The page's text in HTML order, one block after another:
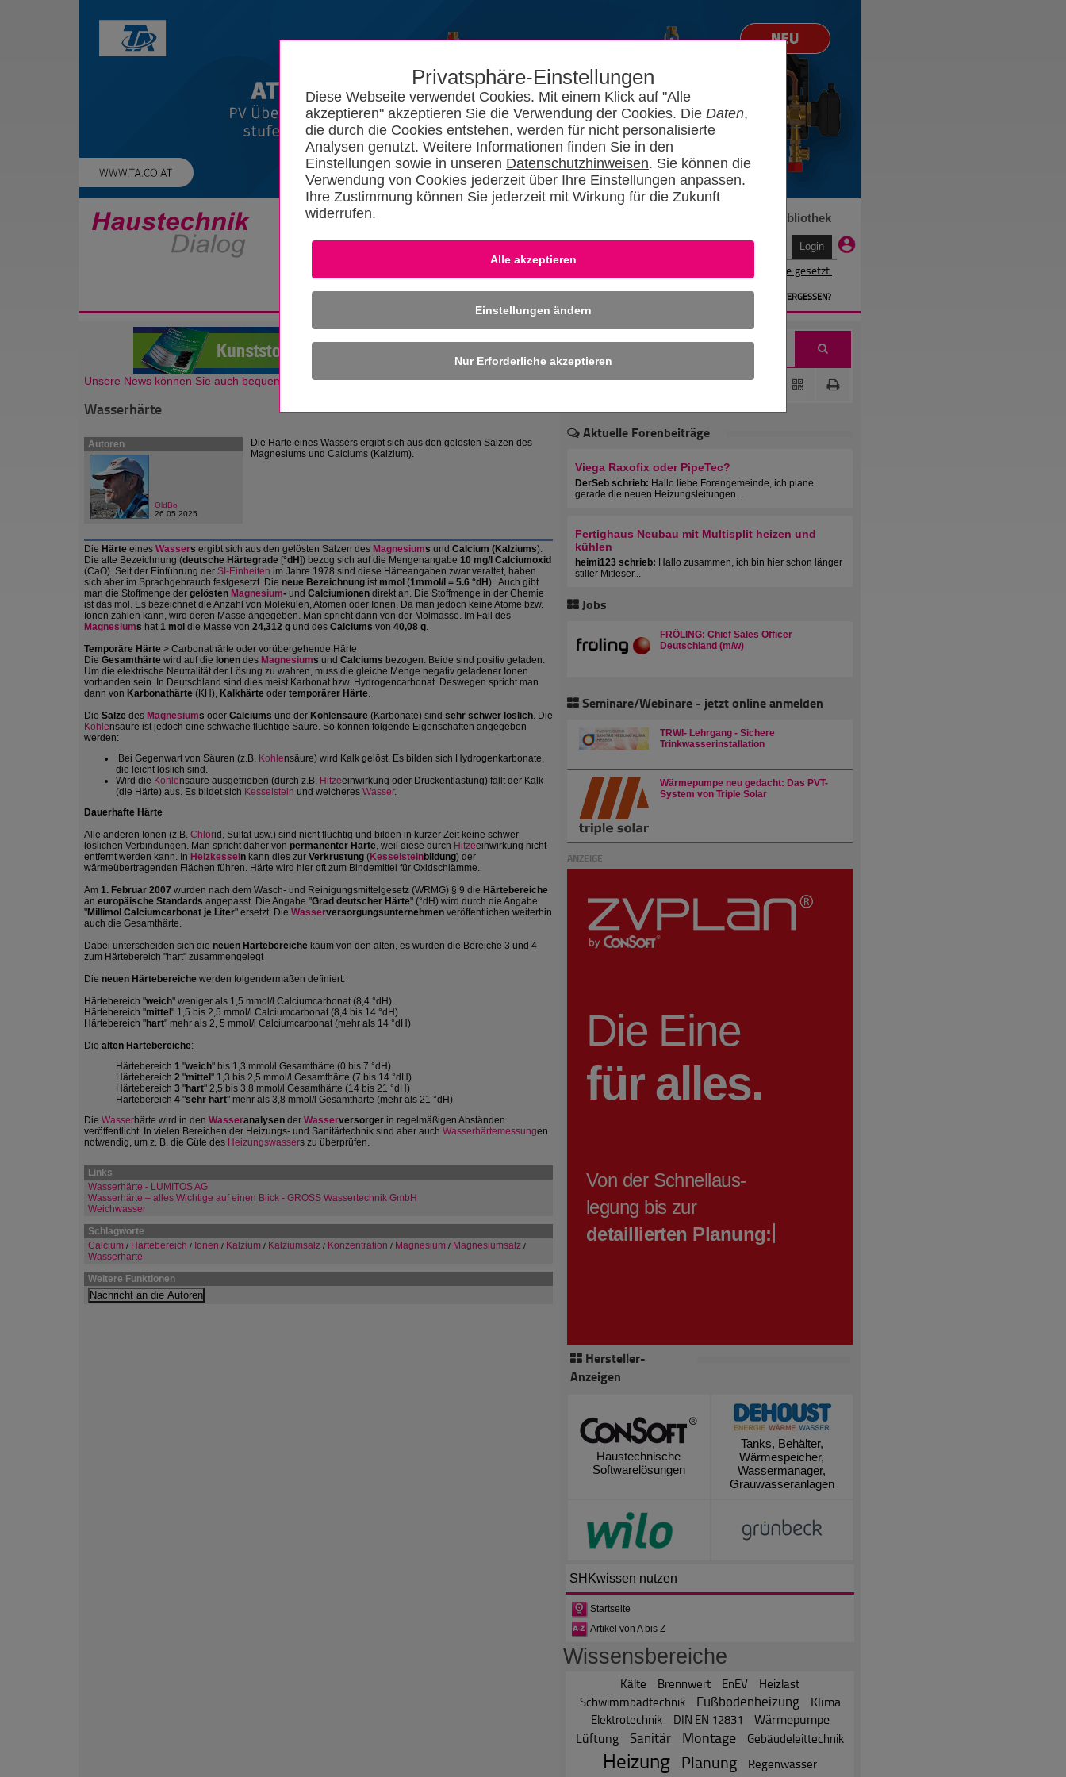
Privatsphäre-Einstellungen
Diese Webseite verwendet Cookies. Mit einem Klick auf "Alle
akzeptieren" akzeptieren Sie die Verwendung der Cookies. Die Daten,
die durch die Cookies entstehen, werden für nicht personalisierte
Analysen genutzt. Weitere Informationen finden Sie in den
Einstellungen sowie in unseren Datenschutzhinweisen. Sie können die
Verwendung von Cookies jederzeit über Ihre Einstellungen anpassen.
Ihre Zustimmung können Sie jederzeit mit Wirkung für die Zukunft
widerrufen.
Einstellungen ändern
Startseite News Bibliothek
Dafür wird ein Cookie gesetzt.
» PASSWORT VERGESSEN?
Unsere News können Sie auch bequem als Newsletter erhalten!
Wasserhärte
Autoren
OldBo
26.05.2025
Die Härte eines Wassers ergibt sich aus den gelösten Salzen des
Magnesiums und Calciums (Kalzium).
Die Härte eines Wassers ergibt sich aus den gelösten Salzen des Magnesiums und Calcium (Kalziums).
Die alte Bezeichnung (deutsche Härtegrade [°dH ]) bezog sich auf die Mengenangabe 10 mg/l Calciumoxid
(CaO). Seit der Einführung der SI-Einheiten im Jahre 1978 sind diese Härteangaben zwar veraltet, haben
sich aber im Sprachgebrauch festgesetzt. Die neue Bezeichnung ist mmol (1mmol/l = 5.6 °dH ). Auch gibt
man die Stoffmenge der gelösten Magnesium- und Calciumionen direkt an. Die Stoffmenge in der Chemie
ist das mol. Es bezeichnet die Anzahl von Molekülen, Atomen oder Ionen. Da man jedoch keine Atome bzw.
Ionen zählen kann, wird deren Masse angegeben. Man spricht dann von der Molmasse. Im Fall des
Magnesiums hat1 mol die Masse von 24,312 g und des Calciums von 40,08 g.
Temporäre Härte > Carbonathärte oder vorübergehende Härte
Die Gesamthärte wird auf die Ionen des Magnesiums und Calciums bezogen. Beide sind positiv geladen.
Um die elektrische Neutralität der Lösung zu wahren, muss die gleiche Menge negativ geladener Ionen
vorhanden sein. In Deutschland sind dies meist Karbonat bzw. Hydrogencarbonat. Deswegen spricht man
dann von Karbonathärte (KH), Kalkhärte oder temporärer Härte.
Die Salze des Magnesiums oder Calciums und der Kohlensäure (Karbonate) sind sehr schwer löslich. Die
Kohlensäure ist jedoch eine schwache flüchtige Säure. So können folgende Eigenschaften angegeben
werden:
Bei Gegenwart von Säuren (z.B. Kohlensäure) wird Kalk gelöst. Es bilden sich Hydrogenkarbonate,
die leicht löslich sind.
Wird die Kohlensäure ausgetrieben (durch z.B. Hitzeeinwirkung oder Druckentlastung) fällt der Kalk
(die Härte) aus. Es bildet sich Kesselstein und weicheres Wasser.
Dauerhafte Härte
Alle anderen Ionen (z.B. Chlorid, Sulfat usw.) sind nicht flüchtig und bilden in kurzer Zeit keine schwer
löslichen Verbindungen. Man spricht daher von permanenter Härte, weil diese durch Hitzeeinwirkung nicht
entfernt werden kann. In Heizkessel n kann dies zur Verkrustung (Kesselsteinbildung) der
wärmeübertragenden Flächen führen. Härte wird hier oft zum Bindemittel für Oxidschlämme.
Am 1. Februar 2007 wurden nach dem Wasch- und Reinigungsmittelgesetz (WRMG) § 9 die Härtebereiche
an europäische Standards angepasst. Die Angabe "Grad deutscher Härte" (°dH) wird durch die Angabe
"Millimol Calciumcarbonat je Liter" ersetzt. Die Wasserversorgungsunternehmen veröffentlichen weiterhin
auch die Gesamthärte.
Dabei unterscheiden sich die neuen Härtebereiche kaum von den alten, es wurden die Bereiche 3 und 4
zum Härtebereich "hart" zusammengelegt
Die neuen Härtebereiche werden folgendermaßen definiert:
Härtebereich "weich" weniger als 1,5 mmol/l Calciumcarbonat (8,4 °dH)
Härtebereich "mittel " 1,5 bis 2,5 mmol/l Calciumcarbonat (8,4 bis 14 °dH)
Härtebereich "hart" mehr als 2, 5 mmol/l Calciumcarbonat (mehr als 14 °dH)
Die alten Härtebereiche:
Härtebereich 1 "weich" bis 1,3 mmol/l Gesamthärte (0 bis 7 °dH)
Härtebereich 2 "mittel " 1,3 bis 2,5 mmol/l Gesamthärte (7 bis 14 °dH)
Härtebereich 3 "hart" 2,5 bis 3,8 mmol/l Gesamthärte (14 bis 21 °dH)
Härtebereich 4 "sehr hart" mehr als 3,8 mmol/l Gesamthärte (mehr als 21 °dH)
Die Wasserhärte wird in den Wasseranalysen der Wasserversorger in regelmäßigen Abständen
veröffentlicht. In vielen Bereichen der Heizungs- und Sanitärtechnik sind aber auch Wasserhärtemessungen
notwendig, um z. B. die Güte des Heizungswassers zu überprüfen.
Links
Wasserhärte - LUMITOS AG
Wasserhärte – alles Wichtige auf einen Blick - GROSS Wassertechnik GmbH
Weichwasser
Schlagworte
Calcium / Härtebereich / Ionen / Kalzium / Kalziumsalz / Konzentration / Magnesium / Magnesiumsalz /
Wasserhärte
Weitere Funktionen
Aktuelle Forenbeiträge
Viega Raxofix oder PipeTec?
DerSeb schrieb: Hallo liebe Forengemeinde, ich plane
gerade die neuen Heizungsleitungen...
Fertighaus Neubau mit Multisplit heizen und
kühlen
heimi123 schrieb: Hallo zusammen, ich bin hier schon länger
stiller Mitleser...
Jobs
FRÖLING: Chief Sales Officer
Deutschland (m/w)
Seminare/Webinare - jetzt online anmelden
TRWI- Lehrgang - Sichere
Trinkwasserinstallation
Wärmepumpe neu gedacht: Das PVT-
System von Triple Solar
ANZEIGE
Hersteller-
Anzeigen
Haustechnische
Softwarelösungen
Tanks, Behälter,
Wärmespeicher,
Wassermanager,
Grauwasseranlagen
SHKwissen nutzen
Startseite
Artikel von A bis Z
Wissensbereiche
Kälte Brennwert EnEV
Heizlast
Schwimmbadtechnik
Fußbodenheizung Klima
Elektrotechnik DIN EN 12831
Wärmepumpe
Lüftung
Sanitär Montage Gebäudeleittechnik
Heizung Planung
Regenwasser